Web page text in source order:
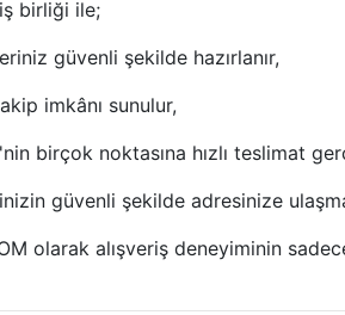
birliği ile;
güvenli şekilde hazırlanır,
imkânı sunulur,
birçok noktasına hızlı teslimat
güvenli şekilde adresinize
olarak alışveriş deneyiminin